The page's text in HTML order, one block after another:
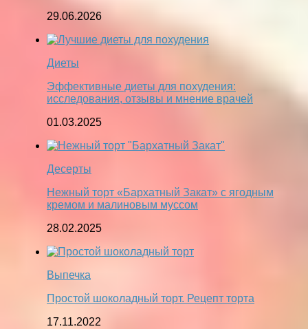
29.06.2026
Диеты
Эффективные диеты для похудения:
исследования, отзывы и мнение врачей
01.03.2025
Десерты
Нежный торт «Бархатный Закат» с ягодным
кремом и малиновым муссом
28.02.2025
Выпечка
Простой шоколадный торт. Рецепт торта
17.11.2022